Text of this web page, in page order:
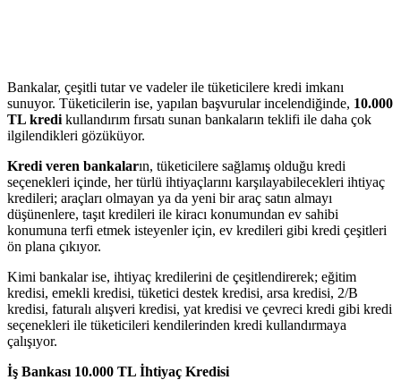
Bankalar, çeşitli tutar ve vadeler ile tüketicilere kredi imkanı
sunuyor. Tüketicilerin ise, yapılan başvurular incelendiğinde, 10.000
TL kredi kullandırım fırsatı sunan bankaların teklifi ile daha çok
ilgilendikleri gözüküyor.
Kredi veren bankaların, tüketicilere sağlamış olduğu kredi
seçenekleri içinde, her türlü ihtiyaçlarını karşılayabilecekleri ihtiyaç
kredileri; araçları olmayan ya da yeni bir araç satın almayı
düşünenlere, taşıt kredileri ile kiracı konumundan ev sahibi
konumuna terfi etmek isteyenler için, ev kredileri gibi kredi çeşitleri
ön plana çıkıyor.
Kimi bankalar ise, ihtiyaç kredilerini de çeşitlendirerek; eğitim
kredisi, emekli kredisi, tüketici destek kredisi, arsa kredisi, 2/B
kredisi, faturalı alışveri kredisi, yat kredisi ve çevreci kredi gibi kredi
seçenekleri ile tüketicileri kendilerinden kredi kullandırmaya
çalışıyor.
İş Bankası 10.000 TL İhtiyaç Kredisi